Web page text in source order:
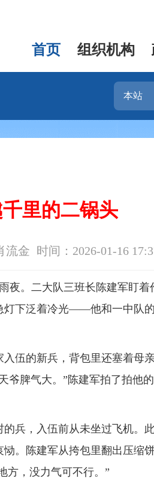
首页 组织机构
里的二锅头
流金 时间：2026-01-16
夜。二大队三班长陈建军盯
下泛着冷光——他和一中队
伍的新兵，背包里还塞着母亲
爷脾气大。 ” 陈建军拍了拍他
兵，入伍前从未坐过飞机。
陈建军从挎包里翻出压缩
方，没力气可不行。 ”